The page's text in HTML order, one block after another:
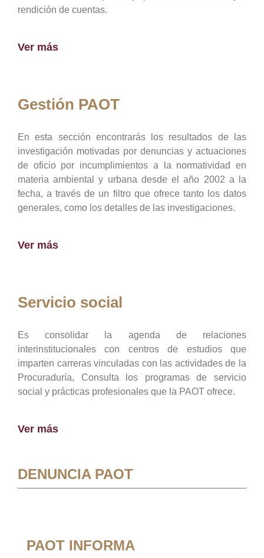
rendición de cuentas.
Ver más
Gestión PAOT
En esta sección encontrarás los resultados de las
investigación motivadas por denuncias y actuaciones
de oficio por incumplimientos a la normatividad en
materia ambiental y urbana desde el año 2002 a la
fecha, a través de un filtro que ofrece tanto los datos
generales, como los detalles de las investigaciones.
Ver más
Servicio social
Es consolidar la agenda de relaciones
interinstitucionales con centros de estudios que
imparten carreras vinculadas con las actividades de la
Procuraduría, Consulta los programas de servicio
social y prácticas profesionales que la PAOT ofrece.
Ver más
DENUNCIA PAOT
PAOT INFORMA